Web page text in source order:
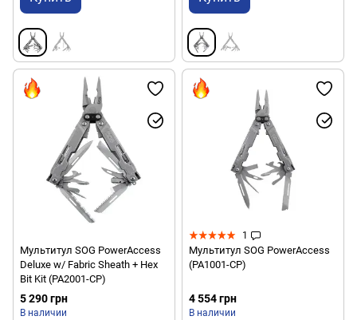
Мультитул SOG PowerAccess
Deluxe w/ Fabric Sheath + Hex
Bit Kit (PA2001-CP)
5 290 грн
В наличии
1
Мультитул SOG PowerAccess
(PA1001-CP)
4 554 грн
В наличии